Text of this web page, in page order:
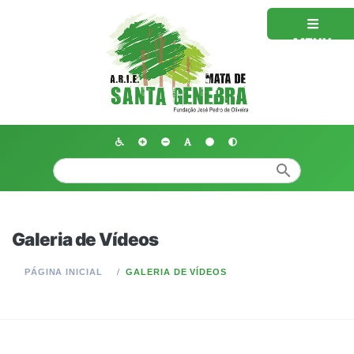
MENU
search
Galeria de Vídeos
PÁGINA INICIAL GALERIA DE VÍDEOS